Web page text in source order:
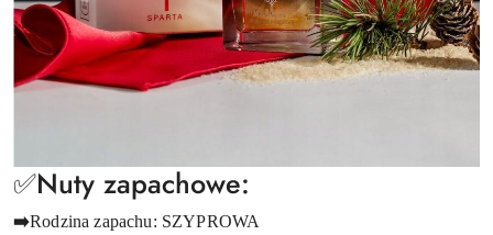
✅Nuty zapachowe:
➡️Rodzina zapachu: SZYPROWA